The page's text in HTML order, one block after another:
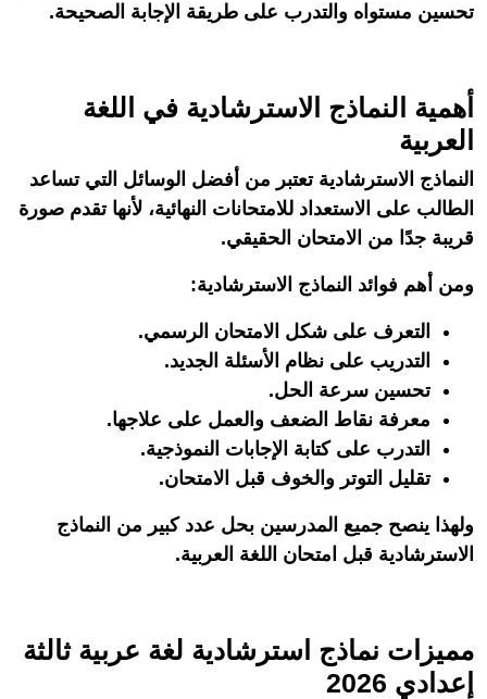
تحسين مستواه والتدرب على طريقة الإجابة الصحيحة.
أهمية النماذج الاسترشادية في اللغة
العربية
النماذج الاسترشادية تعتبر من أفضل الوسائل التي تساعد
الطالب على الاستعداد للامتحانات النهائية، لأنها تقدم صورة
قريبة جدًا من الامتحان الحقيقي.
ومن أهم فوائد النماذج الاسترشادية:
التعرف على شكل الامتحان الرسمي.
التدريب على نظام الأسئلة الجديد.
تحسين سرعة الحل.
معرفة نقاط الضعف والعمل على علاجها.
التدرب على كتابة الإجابات النموذجية.
تقليل التوتر والخوف قبل الامتحان.
ولهذا ينصح جميع المدرسين بحل عدد كبير من النماذج
الاسترشادية قبل امتحان اللغة العربية.
مميزات نماذج استرشادية لغة عربية ثالثة
إعدادي 2026